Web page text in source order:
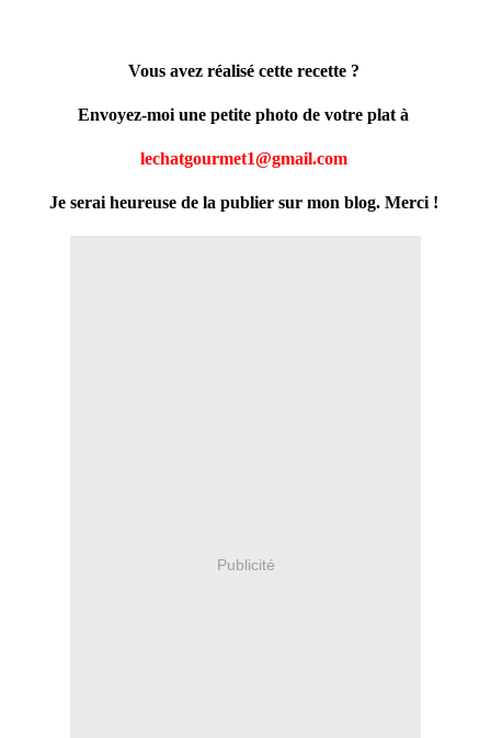
Vous avez réalisé cette recette ?
Envoyez-moi une petite photo de votre plat à
lechatgourmet1@gmail.com
Je serai heureuse de la publier sur mon blog. Merci !
Publicité